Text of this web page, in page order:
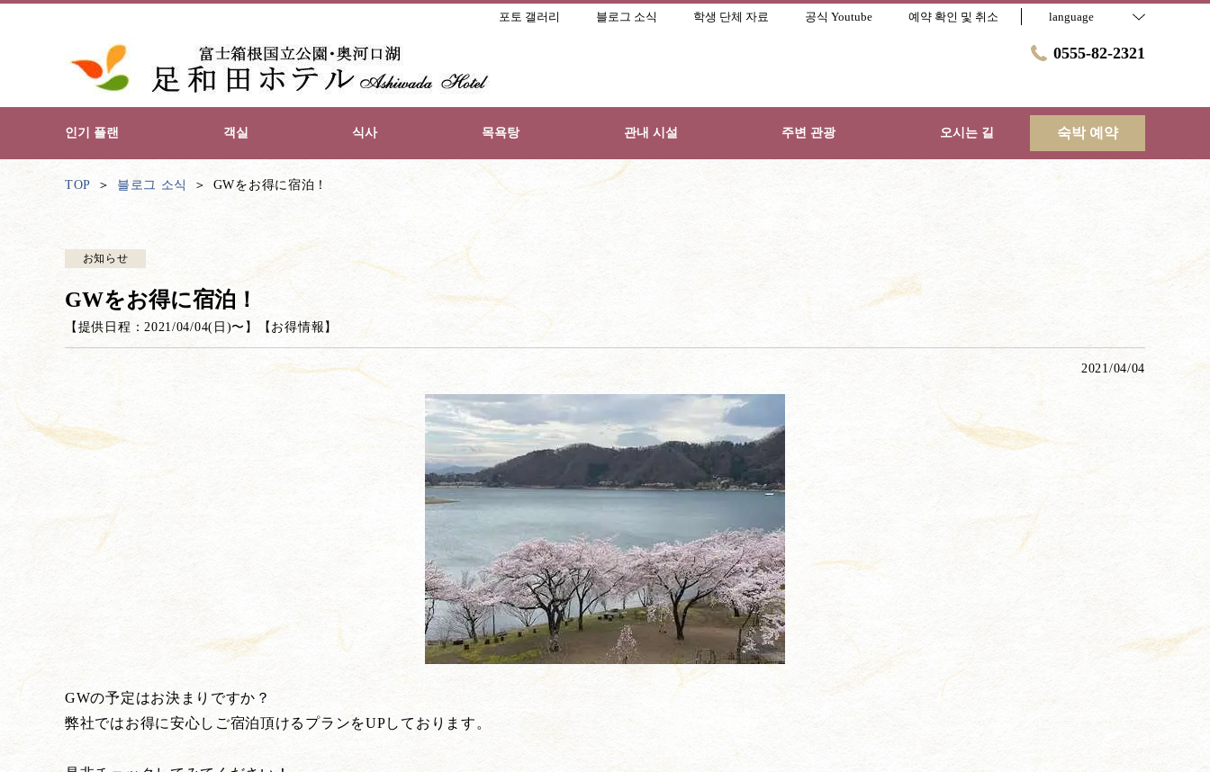
포토 갤러리 블로그 소식 학생 단체 자료 공식 Youtube 예약 확인 및 취소 language
0555-82-2321
인기 플랜 객실 식사 목욕탕 관내 시설 주변 관광 오시는 길 숙박 예약
TOP 블로그 소식 GWをお得に宿泊！
お知らせ
GWをお得に宿泊！
【提供日程：2021/04/04(日)〜】 【 お得情報 】
2021/04/04
GWの予定はお決まりですか？
弊社ではお得に安心しご宿泊頂けるプランをUPしております。